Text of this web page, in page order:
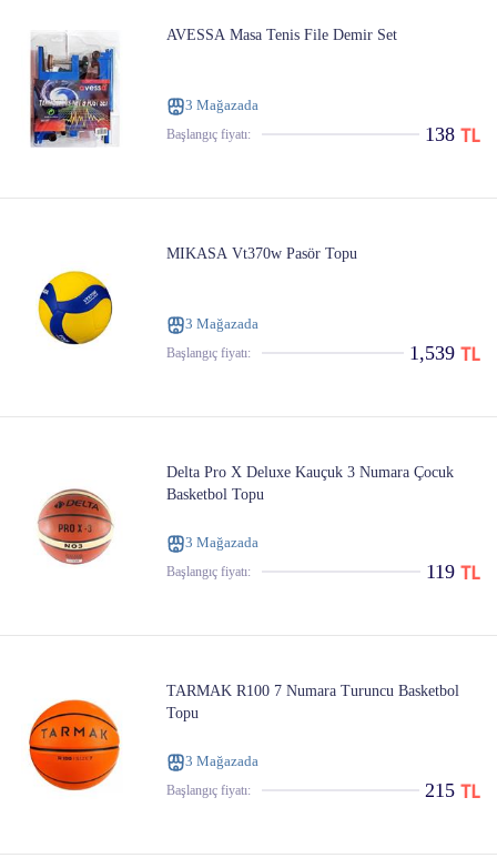
AVESSA Masa Tenis File Demir Set
3 Mağazada
Başlangıç ​​fiyatı: 138
MIKASA Vt370w Pasör Topu
3 Mağazada
Başlangıç ​​fiyatı: 1,539
Delta Pro X Deluxe Kauçuk 3 Numara Çocuk
Basketbol Topu
3 Mağazada
Başlangıç ​​fiyatı: 119
TARMAK R100 7 Numara Turuncu Basketbol
Topu
3 Mağazada
Başlangıç ​​fiyatı: 215